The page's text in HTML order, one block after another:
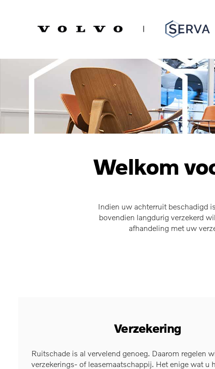
Serva Volvo
Welkom
Indien uw achterruit beschadigd
bovendien langdurig verzekerd
afhandeling met uw
Verzekering
Ruitschade is al vervelend genoeg. Daarom regelen
verzekerings- of leasemaatschappij. Het enige wat u